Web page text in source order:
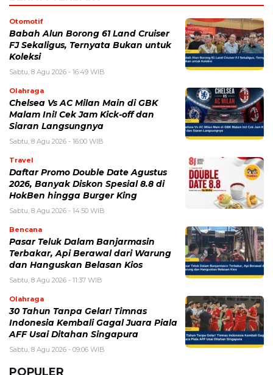
Olahraga
Chelsea Vs AC Milan Main di GBK
Malam Ini! Cek Jam Kick-off dan
Siaran Langsungnya
Sabtu, 8 Agu 2026 - 16:00 WIB
Travel
Daftar Promo Double Date Agustus
2026, Banyak Diskon Spesial 8.8 di
HokBen hingga Burger King ‎
Sabtu, 8 Agu 2026 - 14:50 WIB
Bencana
Pasar Teluk Dalam Banjarmasin
Terbakar, Api Berawal dari Warung
dan Hanguskan Belasan Kios
Sabtu, 8 Agu 2026 - 11:37 WIB
Olahraga
30 Tahun Tanpa Gelar! Timnas
Indonesia Kembali Gagal Juara Piala
AFF Usai Ditahan Singapura
Sabtu, 8 Agu 2026 - 09:06 WIB
POPULER
Sosok Ini Bongkar Siapa Sebenarnya Dalang Demo 25
Agustus yang Berakhir Ricuh: Bukan Intervensi Asing
(1,000,016)